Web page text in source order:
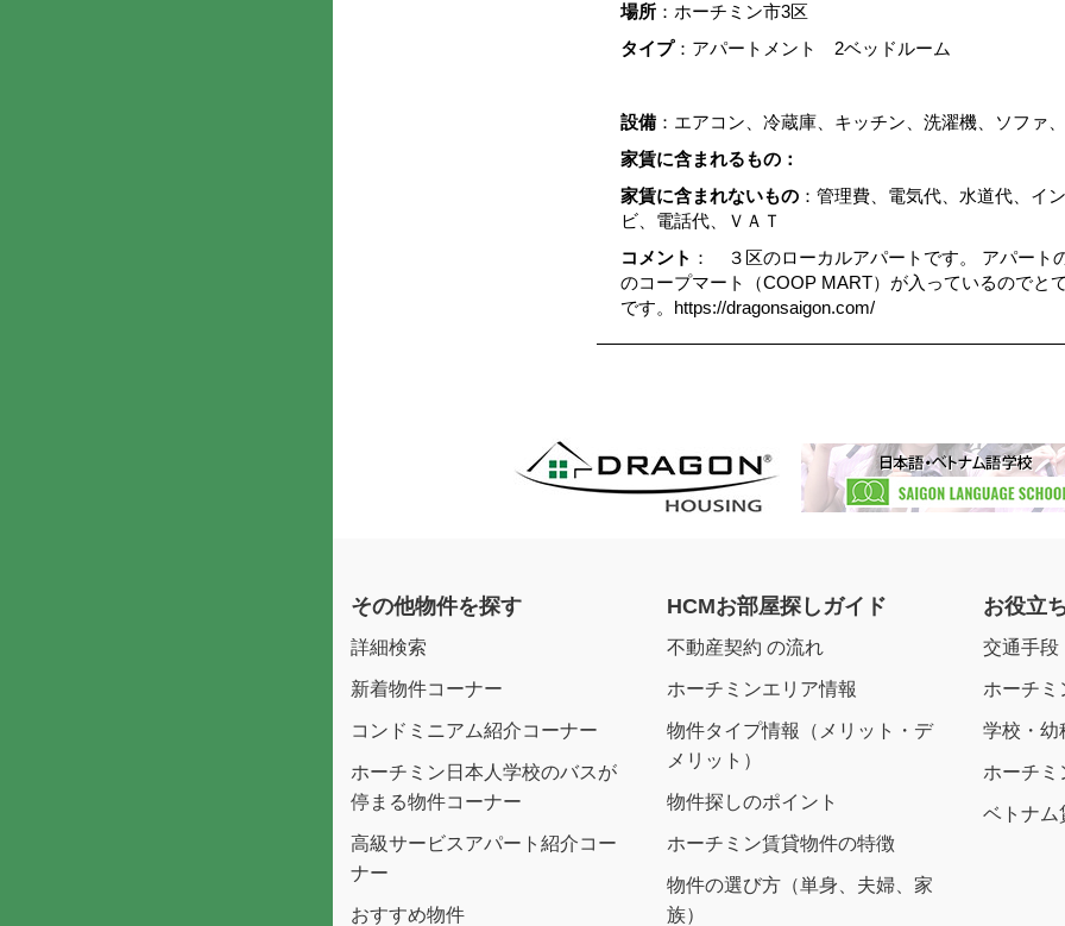
場所 ：ホーチミン市3区
タイプ：アパートメント 2ベッドルーム
設備：エアコン、冷蔵庫、キッチン、洗濯機、ソファ
家賃に含まれるもの：
家賃に含まれないもの ：管理費、電気代、水道代、イ
ビ、電話代、ＶＡＴ
コメント ： ３区のローカルアパートです。 アパート
のコープマート（COOP MART）が入っているので
です。https://dragonsaigon.com/
その他物件を探す
詳細検索
新着物件コーナー
コンドミニアム紹介コーナー
ホーチミン日本人学校のバスが
停まる物件コーナー
高級サービスアパート紹介コー
ナー
おすすめ物件
HCMお部屋探しガイド
不動産契約 の流れ
ホーチミンエリア情報
物件タイプ情報（メリット・デ
メリット）
物件探しのポイント
ホーチミン賃貸物件の特徴
物件の選び方（単身、夫婦、家
族）
お役立
交通手段
ホーチミ
学校・幼
ホーチミ
ベトナム